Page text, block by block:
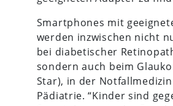
Smartphones mit
werden inzwischen nicht
bei diabetischer
sondern auch beim
Star), in der
Pädiatrie. “Kinder sind